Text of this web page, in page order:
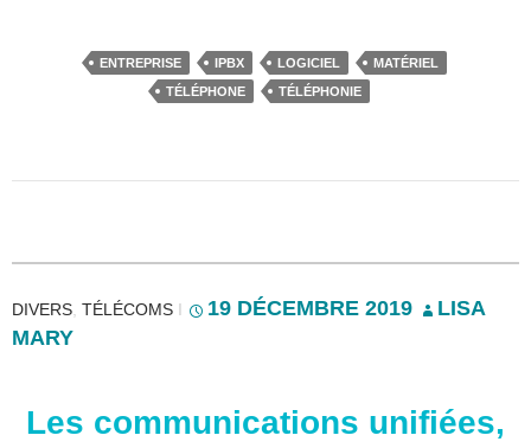
ENTREPRISE IPBX LOGICIEL
MATÉRIEL
TÉLÉPHONE
TÉLÉPHONIE
DIVERS TÉLÉCOMS I 19 DÉCEMBRE 2019
LISA
MARY
Les communications unifiées,